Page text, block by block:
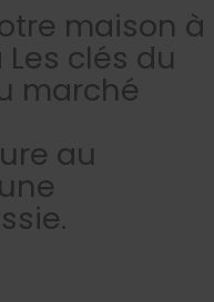
maison à
clés du
marché
au